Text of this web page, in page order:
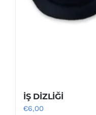
İŞ DİZLİĞİ
€6,00